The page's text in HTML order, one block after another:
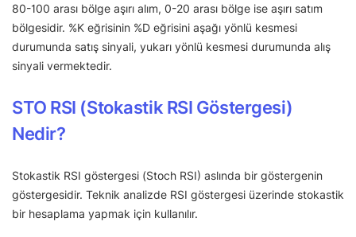
80-100 arası bölge aşırı alım, 0-20 arası bölge ise aşırı satım
bölgesidir. %K eğrisinin %D eğrisini aşağı yönlü kesmesi
durumunda satış sinyali, yukarı yönlü kesmesi durumunda alış
sinyali vermektedir.
STO RSI (Stokastik RSI Göstergesi)
Nedir?
Stokastik RSI göstergesi (Stoch RSI) aslında bir göstergenin
göstergesidir. Teknik analizde RSI göstergesi üzerinde stokastik
bir hesaplama yapmak için kullanılır.